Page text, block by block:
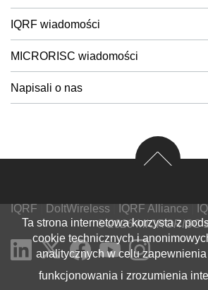
IQRF wiadomości
MICRORISC wiadomości
Napisali o nas
IQRF DoItWireless IQRF Alliance
© 2026 MICRORISC
Ta strona internetowa korzysta z
cookie technicznych i
analitycznych w celu zapewnienia
funkcjonowania i zrozumienia